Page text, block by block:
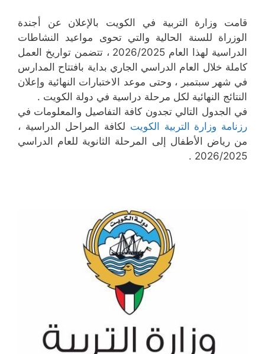
قامت وزارة التربية في الكويت بالإعلان عن أجندة
الوزراة للسنة الحالية والتي تحوى مواعيد النشاطات
الدراسية لهذا العام 2026/2025 ، تتضمن تواريخ العمل
كاملة خلال العام الدراسي الجاري بداية بافتتاح المدارس
في شهر سبتمبر ، وحتى موعد الاختبارات النهائية وإعلان
النتائج النهائية لكل مرحلة دراسية في دولة الكويت .
في الجدول التالي تجدون كافة التفاصيل والمعلومات في
رزنامة وزارة التربية الكويت لكافة المراحل الدراسية ،
من رياض الأطفال إلى المرحلة الثانوية للعام الدراسي
2026/2025 .